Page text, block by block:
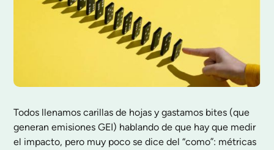
Todos llenamos carillas de hojas y gastamos bites (que
generan emisiones GEI) hablando de que hay que medir
el impacto, pero muy poco se dice del “como”: métricas